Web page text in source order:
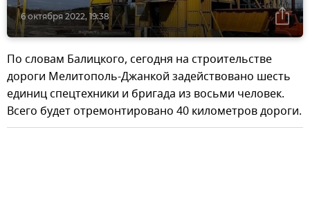
6 октября 2022, 19:38
По словам Балицкого, сегодня на строительстве
дороги Мелитополь-Джанкой задействовано шесть
единиц спецтехники и бригада из восьми человек.
Всего будет отремонтировано 40 километров дороги.